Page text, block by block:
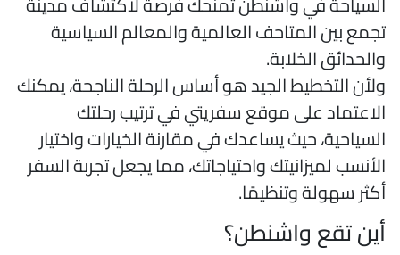
بين المتاحف العالمية والمعالم السياسية
الخلابة.
التخطيط الجيد هو أساس الرحلة الناجحة، يمكنك
على موقع سفريتي في ترتيب رحلتك
حيث يساعدك في مقارنة الخيارات واختيار
لميزانيتك واحتياجاتك، مما يجعل تجربة السفر
سهولة وتنظيمًا.
تقع واشنطن؟